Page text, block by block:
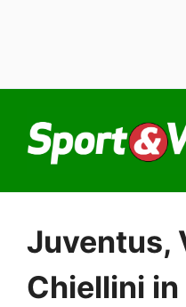
contenuto
Juventus,
Chiellini